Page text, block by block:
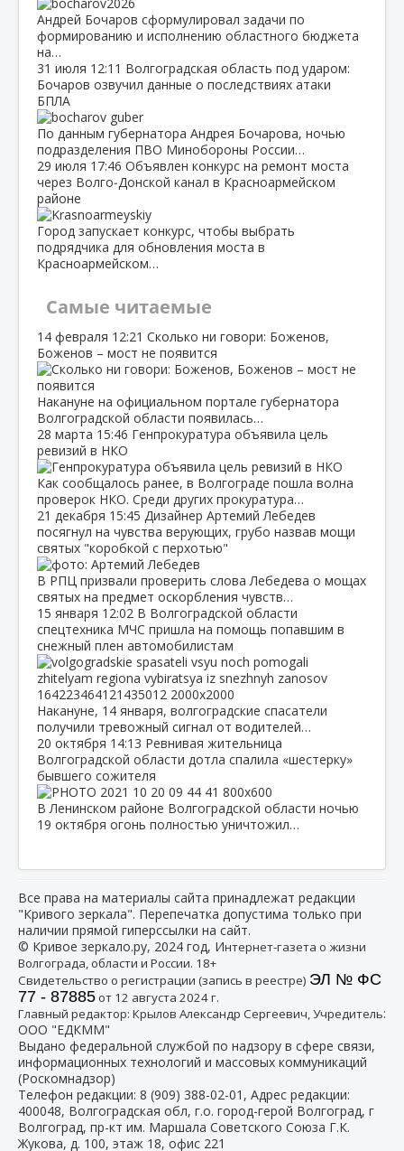
Андрей Бочаров сформулировал задачи по
формированию и исполнению областного бюджета
на…
31 июля 12:11 Волгоградская область под ударом:
Бочаров озвучил данные о последствиях атаки
БПЛА
По данным губернатора Андрея Бочарова, ночью
подразделения ПВО Минобороны России…
29 июля 17:46 Объявлен конкурс на ремонт моста
через Волго‑Донской канал в Красноармейском
районе
Город запускает конкурс, чтобы выбрать
подрядчика для обновления моста в
Красноармейском…
Самые читаемые
14 февраля 12:21 Сколько ни говори: Боженов,
Боженов – мост не появится
Накануне на официальном портале губернатора
Волгоградской области появилась…
28 марта 15:46 Генпрокуратура объявила цель
ревизий в НКО
Как сообщалось ранее, в Волгограде пошла волна
проверок НКО. Среди других прокуратура…
21 декабря 15:45 Дизайнер Артемий Лебедев
посягнул на чувства верующих, грубо назвав мощи
святых "коробкой с перхотью"
В РПЦ призвали проверить слова Лебедева о мощах
святых на предмет оскорбления чувств…
15 января 12:02 В Волгоградской области
спецтехника МЧС пришла на помощь попавшим в
снежный плен автомобилистам
Накануне, 14 января, волгоградские спасатели
получили тревожный сигнал от водителей…
20 октября 14:13 Ревнивая жительница
Волгоградской области дотла спалила «шестерку»
бывшего сожителя
В Ленинском районе Волгоградской области ночью
19 октября огонь полностью уничтожил…
Все права на материалы сайта принадлежат редакции
"Кривого зеркала". Перепечатка допустима только при
наличии прямой гиперссылки на сайт.
© Кривое зеркало.ру, 2024 год, Интернет-газета о жизни
Волгограда, области и России. 18+
Свидетельство о регистрации (запись в реестре) ЭЛ № ФС
77 - 87885от 12 августа 2024 г.
Главный редактор: Крылов Александр Сергеевич, Учредитель:
ООО "ЕДКММ"
Выдано федеральной службой по надзору в сфере связи,
информационных технологий и массовых коммуникаций
(Роскомнадзор)
Телефон редакции: 8 (909) 388-02-01 , Адрес редакции:
400048, Волгоградская обл, г.о. город-герой Волгоград, г
Волгоград, пр-кт им. Маршала Советского Союза Г.К.
Жукова, д. 100, этаж 18, офис 221